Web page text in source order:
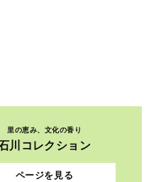
里の恵み、文化の香り
川コレクション
ページを見る